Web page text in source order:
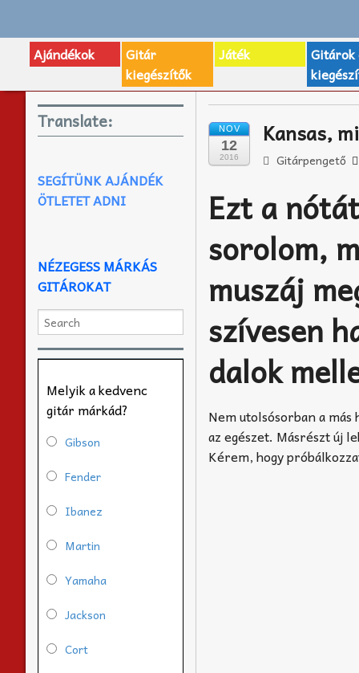
Ajándékok
Gitár
kiegészítők
Játék
Gitárok
NOV
12
2016
Kansas,
Gitárpengető
Ezt a
sorolom,
muszáj
szívesen
dalok
Nem utolsósorban a
az egészet. Másrészt új
Kérem, hogy
Translate:
SEGÍTÜNK AJÁNDÉK
ÖTLETET ADNI
NÉZEGESS MÁRKÁS
GITÁROKAT
Melyik a kedvenc
gitár márkád?
Gibson
Fender
Ibanez
Martin
Yamaha
Jackson
Cort